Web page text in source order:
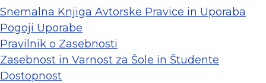
Snemalna Knjiga Avtorske Pravice in Uporaba
Pogoji Uporabe
Pravilnik o Zasebnosti
Zasebnost in Varnost za Šole in Študente
Dostopnost